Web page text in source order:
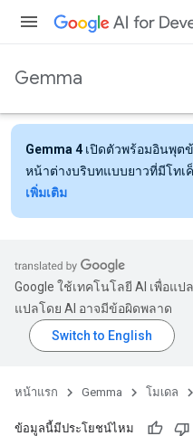
Gemma
Gemma 4 เปิดตัวพร้อมอินพุต
หน้าต่างบริบทแบบยาวที่มีโทเ
เพิ่มเติม
Google ใช้เทคโนโลยี AI เพื่อแ
แปลโดย AI อาจมีข้อผิดพลาด
หน้าแรก Gemma โมเดล
ข้อมูลนี้มีประโยชน์ไหม